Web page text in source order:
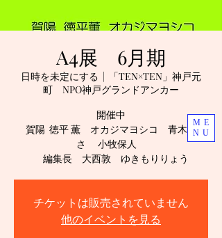
ME
NU
A4展 6月期
日時を未定にする
  |
「TEN×TEN」神戸元
町 NPO神戸グランドアンカー
開催中
賀陽 徳平 薫 オカジマヨシコ 青木なぎ
さ 小牧保人
編集長 大西敦 ゆきもりりょう
チケットは販売されていません
他のイベントを見る